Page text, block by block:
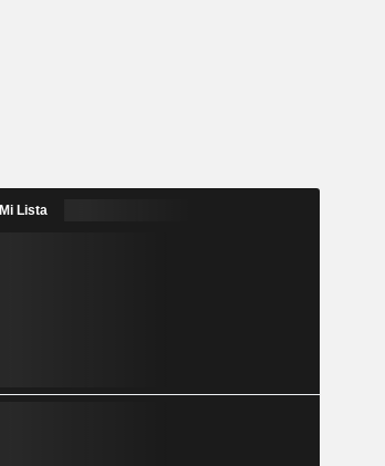
Mi Lista